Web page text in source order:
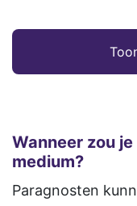
Wanneer zou
medium?
Paragnosten